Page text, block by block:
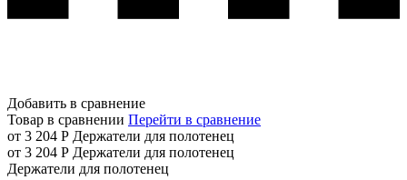
Добавить в сравнение
Товар в сравнении Перейти в сравнение
от 3 204 Р Держатели для полотенец
от 3 204 Р Держатели для полотенец
Держатели для полотенец